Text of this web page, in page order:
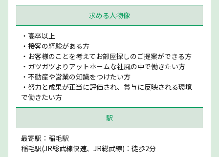
求める人物像
・高卒以上
・接客の経験がある方
・お客様のことを考えてお部屋探しのご提案ができる方
・ガツガツよりアットホームな社風の中で働きたい方
・不動産や営業の知識をつけたい方
・努力と成果が正当に評価され、賞与に反映される環境
で働きたい方
駅
最寄駅：稲毛駅
稲毛駅(JR総武線快速、JR総武線)：徒歩2分